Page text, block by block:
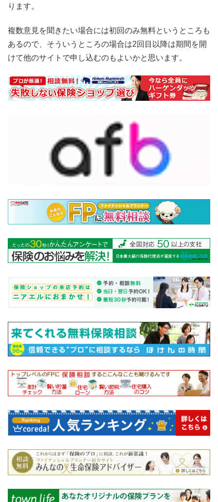
ります。
複数意見を聞きたい場合には初回のみ無料というところも
あるので、そういうところの場合は2回目以降は期間を開
けて他のサイトで申し込むのもよいかと思います。